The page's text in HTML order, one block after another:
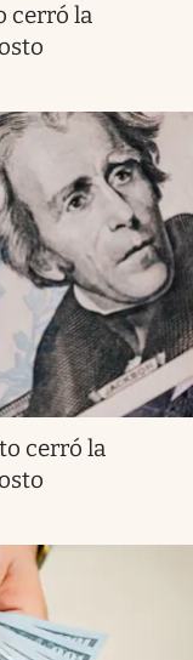
cerró la
cerró la